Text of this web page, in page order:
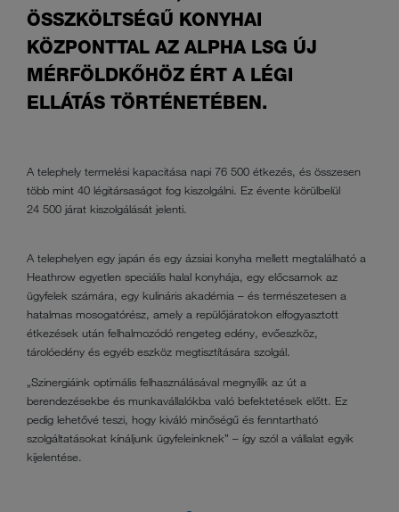
ÖSSZKÖLTSÉGŰ KONYHAI
KÖZPONTTAL AZ ALPHA LSG ÚJ
MÉRFÖLDKŐHÖZ ÉRT A LÉGI
ELLÁTÁS TÖRTÉNETÉBEN.
A telephely termelési kapacitása napi 76 500 étkezés, és összesen
több mint 40 légitársaságot fog kiszolgálni. Ez évente körülbelül
24 500 járat kiszolgálását jelenti.
A telephelyen egy japán és egy ázsiai konyha mellett megtalálható a
Heathrow egyetlen speciális halal konyhája, egy előcsarnok az
ügyfelek számára, egy kulináris akadémia – és természetesen a
hatalmas mosogatórész, amely a repülőjáratokon elfogyasztott
étkezések után felhalmozódó rengeteg edény, evőeszköz,
tárolóedény és egyéb eszköz megtisztítására szolgál.
„Szinergiáink optimális felhasználásával megnyílik az út a
berendezésekbe és munkavállalókba való befektetések előtt. Ez
pedig lehetővé teszi, hogy kiváló minőségű és fenntartható
szolgáltatásokat kínáljunk ügyfeleinknek” – így szól a vállalat egyik
kijelentése.